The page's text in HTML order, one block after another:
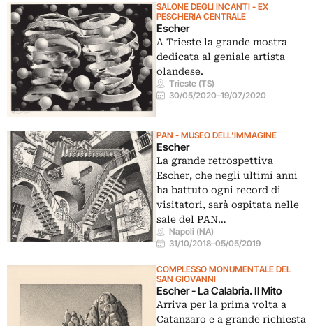
SALONE DEGLI INCANTI - EX
PESCHERIA CENTRALE
Escher
A Trieste la grande mostra
dedicata al geniale artista
olandese.
Trieste (TS)
30/05/2020–19/07/2020
PAN - MUSEO DELL’IMMAGINE
Escher
La grande retrospettiva
Escher, che negli ultimi anni
ha battuto ogni record di
visitatori, sarà ospitata nelle
sale del PAN…
Napoli (NA)
31/10/2018–05/05/2019
COMPLESSO MONUMENTALE DEL
SAN GIOVANNI
Escher - La Calabria. Il Mito
Arriva per la prima volta a
Catanzaro e a grande richiesta